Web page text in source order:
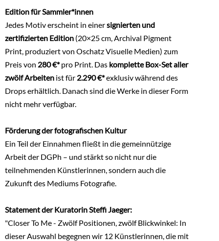
Edition für Sammler*innen
Jedes Motiv erscheint in einersignierten und
zertifizierten Edition (20×25 cm, Archival Pigment
Print, produziert von Oschatz Visuelle Medien) zum
Preis von 280 €*pro Print. Das komplette Box-Set aller
zwölf Arbeiten ist für 2.290 €*exklusiv während des
Drops erhältlich. Danach sind die Werke in dieser Form
nicht mehr verfügbar.
Förderung der fotografischen Kultur
Ein Teil der Einnahmen fließt in die gemeinnützige
Arbeit der DGPh – und stärkt so nicht nur die
teilnehmenden Künstlerinnen, sondern auch die
Zukunft des Mediums Fotografie.
Statement der Kuratorin Steffi Jaeger:
"Closer To Me - Zwölf Positionen, zwölf Blickwinkel: In
dieser Auswahl begegnen wir 12 Künstlerinnen, die mit